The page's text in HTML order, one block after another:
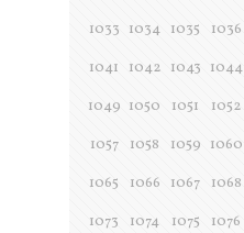
1033 1034 1035 1036
1041
1042 1043 1044
1049 1050 1051 1052
1057
1058 1059 1060
1065
1066 1067 1068
1073
1074 1075 1076